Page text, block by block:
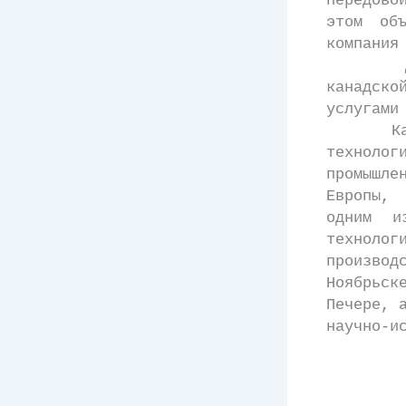
этом
Европы,
одним
Печере,
научно-